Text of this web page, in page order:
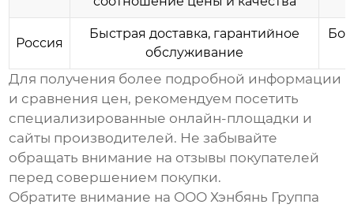
Россия
Быстрая доставка, гарантийное
обслуживание
Для получения более подробной информации
и сравнения цен, рекомендуем посетить
специализированные онлайн-площадки и
сайты производителей. Не забывайте
обращать внимание на отзывы покупателей
перед совершением покупки.
Обратите внимание на ООО Хэнбянь Группа